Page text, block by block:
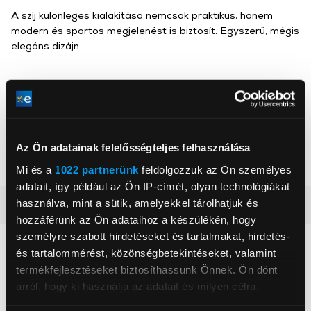
Az Ön adatainak felelősségteljes felhasználása
Mi és a 1022 partnerünk feldolgozzuk az Ön személyes
adatait, így például az Ön IP-címét, olyan technológiákat
használva, mint a sütik, amelyekkel tárolhatjuk és
hozzáférünk az Ön adataihoz a készülékén, hogy
személyre szabott hirdetéseket és tartalmakat, hirdetés-
és tartalommérést, közönségbetekintéseket, valamint
termékfejlesztéseket biztosíthassunk Önnek. Ön dönt
arról, hogy ki használja az adatait és milyen célra.
Gigapack
A szíj különleges kialakítása nemcsak praktikus, hanem
modern és sportos megjelenést is biztosít. Egyszerű, mégis
elegáns dizájn.
Részletes ismertető
Neked ajánljuk